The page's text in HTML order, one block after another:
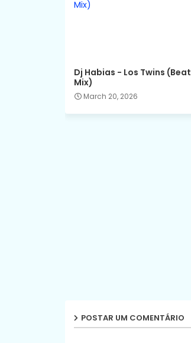
Dj Habias - Los Twins (Beat
Mix)
March 20, 2026
POSTAR UM COMENTÁRIO